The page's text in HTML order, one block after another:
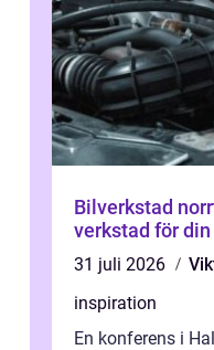
Bilverkstad norrtälje så
verkstad för
31 juli 2026
inspiration
En konferens i